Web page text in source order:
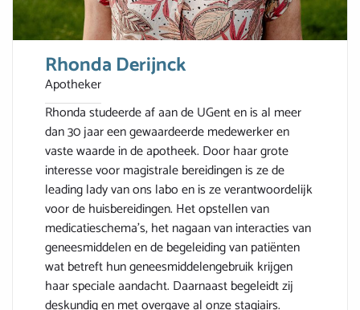
Rhonda Derijnck
Apotheker
Rhonda studeerde af aan de UGent en is al meer
dan 30 jaar een gewaardeerde medewerker en
vaste waarde in de apotheek. Door haar grote
interesse voor magistrale bereidingen is ze de
leading lady van ons labo en is ze verantwoordelijk
voor de huisbereidingen. Het opstellen van
medicatieschema’s, het nagaan van interacties van
geneesmiddelen en de begeleiding van patiënten
wat betreft hun geneesmiddelengebruik krijgen
haar speciale aandacht. Daarnaast begeleidt zij
deskundig en met overgave al onze stagiairs.